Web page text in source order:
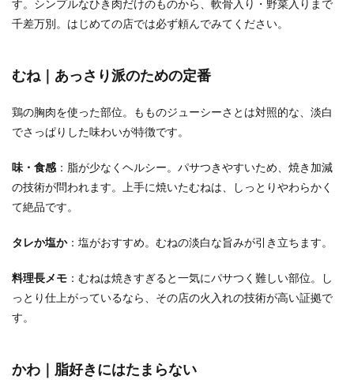
す。シンプルなひき肉だけのものから、軟骨入り・野菜入りまで
千差万別。はじめての店では必ず頼んでみてください。
むね｜あっさり派のための定番
鶏の胸肉を使った部位。もものジューシーさとは対照的な、淡白
でさっぱりした味わいが特徴です。
味・食感 ：脂が少なくヘルシー。パサつきやすいため、焼き加減
の技術が問われます。上手に焼いたむねは、しっとりやわらかく
て絶品です。
タレか塩か：塩がおすすめ。むねの淡白な旨みが引き立ちます。
料理長メモ ：むねは焼きすぎると一気にパサつく難しい部位。し
っとり仕上がっているなら、その店の火入れの技術が高い証拠で
す。
かわ｜脂好きにはたまらない